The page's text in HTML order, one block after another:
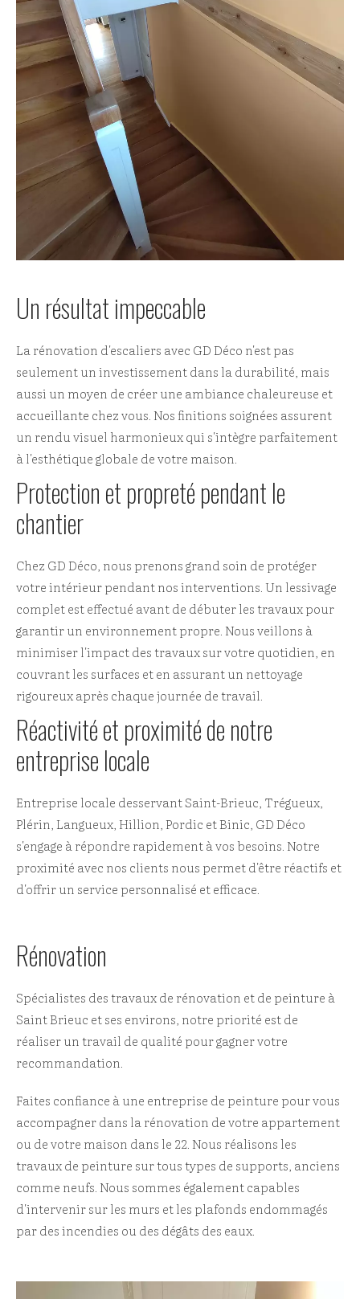
Un résultat impeccable
La rénovation d'escaliers avec GD Déco n'est pas
seulement un investissement dans la durabilité, mais
aussi un moyen de créer une ambiance chaleureuse et
accueillante chez vous. Nos finitions soignées assurent
un rendu visuel harmonieux qui s'intègre parfaitement
à l'esthétique globale de votre maison.
Protection et propreté pendant le
chantier
Chez GD Déco, nous prenons grand soin de protéger
votre intérieur pendant nos interventions. Un lessivage
complet est effectué avant de débuter les travaux pour
garantir un environnement propre. Nous veillons à
minimiser l'impact des travaux sur votre quotidien, en
couvrant les surfaces et en assurant un nettoyage
rigoureux après chaque journée de travail.
Réactivité et proximité de notre
entreprise locale
Entreprise locale desservant Saint-Brieuc, Trégueux,
Plérin, Langueux, Hillion, Pordic et Binic, GD Déco
s'engage à répondre rapidement à vos besoins. Notre
proximité avec nos clients nous permet d'être réactifs et
d'offrir un service personnalisé et efficace.
Rénovation
Spécialistes des travaux de rénovation et de peinture à
Saint Brieuc et ses environs, notre priorité est de
réaliser un travail de qualité pour gagner votre
recommandation.
Faites confiance à une entreprise de peinture pour vous
accompagner dans la rénovation de votre appartement
ou de votre maison dans le 22. Nous réalisons les
travaux de peinture sur tous types de supports, anciens
comme neufs. Nous sommes également capables
d'intervenir sur les murs et les plafonds endommagés
par des incendies ou des dégâts des eaux.